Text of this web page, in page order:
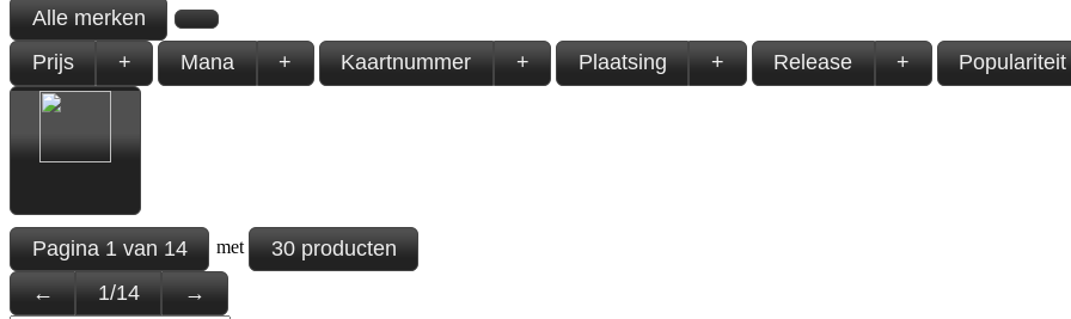
Alle merken
Prijs
+ Mana + Kaartnummer + Plaatsing + Release + Populariteit
Pagina1van14 met
30 producten
←
1/14 →